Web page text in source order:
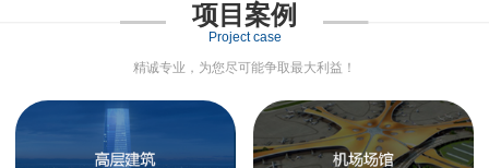
项目案例
Project case
精诚专业，为您尽可能争取最大利益！